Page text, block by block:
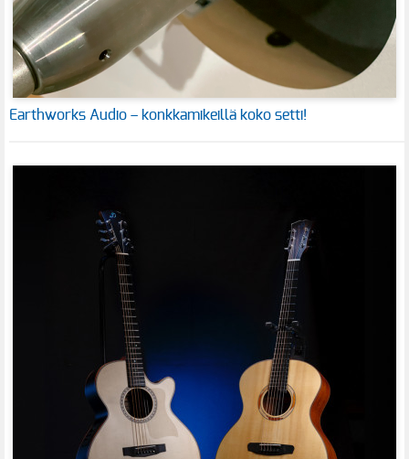
Earthworks Audio – konkkamikeillä koko setti!